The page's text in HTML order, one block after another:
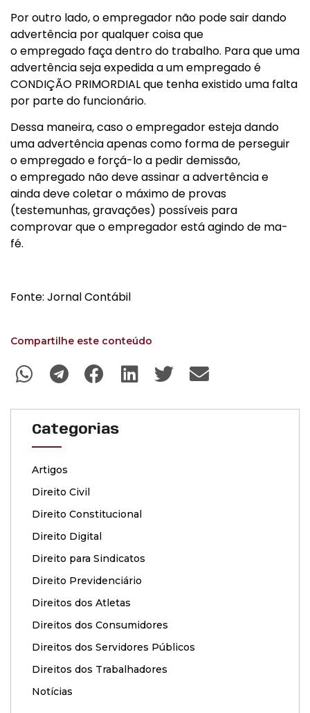
Por outro lado, o empregador não pode sair dando
advertência por qualquer coisa que
o empregado faça dentro do trabalho. Para que uma
advertência seja expedida a um empregado é
CONDIÇÃO PRIMORDIAL que tenha existido uma falta
por parte do funcionário.
Dessa maneira, caso o empregador esteja dando
uma advertência apenas como forma de perseguir
o empregado e forçá-lo a pedir demissão,
o empregado não deve assinar a advertência e
ainda deve coletar o máximo de provas
(testemunhas, gravações) possíveis para
comprovar que o empregador está agindo de ma-
fé.
Fonte: Jornal Contábil
Compartilhe este conteúdo
Categorias
Artigos
Direito Civil
Direito Constitucional
Direito Digital
Direito para Sindicatos
Direito Previdenciário
Direitos dos Atletas
Direitos dos Consumidores
Direitos dos Servidores Públicos
Direitos dos Trabalhadores
Notícias